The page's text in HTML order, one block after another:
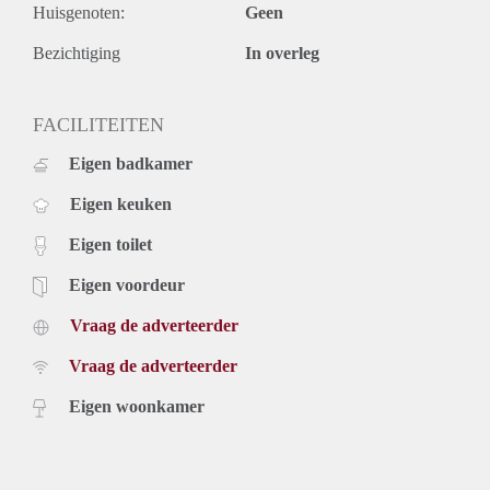
Huisgenoten: Geen
Bezichtiging In overleg
FACILITEITEN
Eigen badkamer
Eigen keuken
Eigen toilet
Eigen voordeur
Vraag de adverteerder
Vraag de adverteerder
Eigen woonkamer